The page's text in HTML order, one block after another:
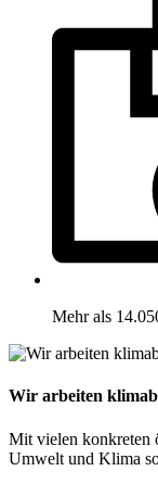
Mehr als
Wir arbeiten
Mit vielen konkreten
Umwelt und Klima